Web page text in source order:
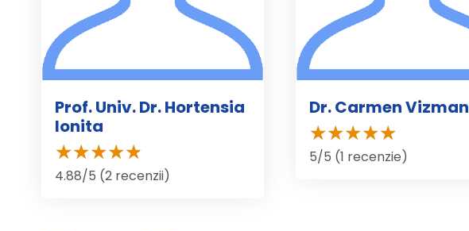
Prof. Univ. Dr. Hortensia
Ionita
4.88/5 (2 recenzii)
Dr. Carmen Vizman
5/5 (1 recenzie)